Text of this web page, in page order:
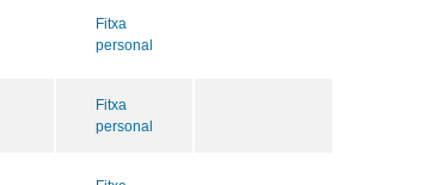
Fitxa
personal
Fitxa
personal